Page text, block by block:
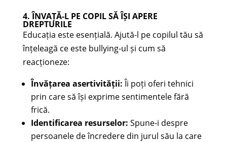
4. ÎNVAȚĂ-L PE COPIL SĂ ÎȘI APERE
DREPTURILE
Educația este esențială. Ajută-l pe copilul tău să
înțeleagă ce este bullying-ul și cum să
reacționeze:
Învățarea asertivității:Îi poți oferi tehnici
prin care să își exprime sentimentele fără
frică.
Identificarea resurselor: Spune-i despre
persoanele de încredere din jurul său la care